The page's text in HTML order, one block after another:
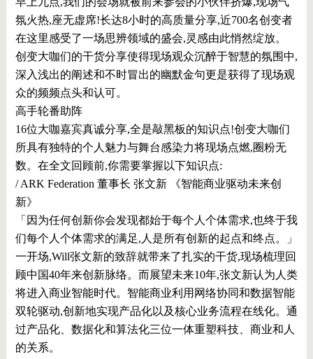
氛火热,座无虚席!长达8小时的高质量分享,近700名创变者
在这里感受了一场思辨领域的盛会,灵感由此悄然绽放。
创变大咖们的干货分享使得现场观众沉醉于智慧的氛围中,
深入浅出的阐述和不时冒出的幽默金句更是获得了现场观
众的频频点头和认可。
高手轮番助阵
16位大咖嘉宾真诚分享,全是敲黑板的知识点!创变大咖们
所具有独特的个人魅力与舞台感染力将现场点燃,圈粉无
数。在全文回顾前,你需要掌握以下知识点:
/ ARK Federation 董事长 张文新 《智能商业驱动未来创
新》
「因为任何创新你会发现都始于每个人个体需求,也终于我
们每个人个体需求的满足,人是所有创新的起点和终点。」
一开场,Will张文新的致辞就带来了扎实的干货,现场梳理回
顾中国40年来创新脉络。而展望未来10年,张文新认为⼈类
将进⼊商业智能时代。智能商业利⽤⽹络协同和数据智能
双轮驱动,创新地实现产品化以及核⼼业务流程在线化。通
过产品化、数据化和算法化三位⼀体重塑科技、商业和⼈
的关系。